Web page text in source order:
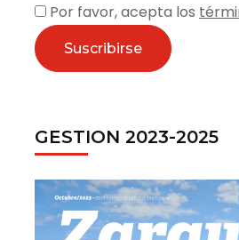
Por favor, acepta los
GESTION 2023-2025